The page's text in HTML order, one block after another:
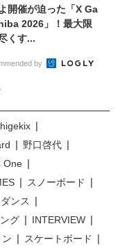
開催が迫った「X Ga
2026」！最大限
くす...
by
野口啓代
One
スノーボード
ダンス
グ
INTERVIEW
スケートボード